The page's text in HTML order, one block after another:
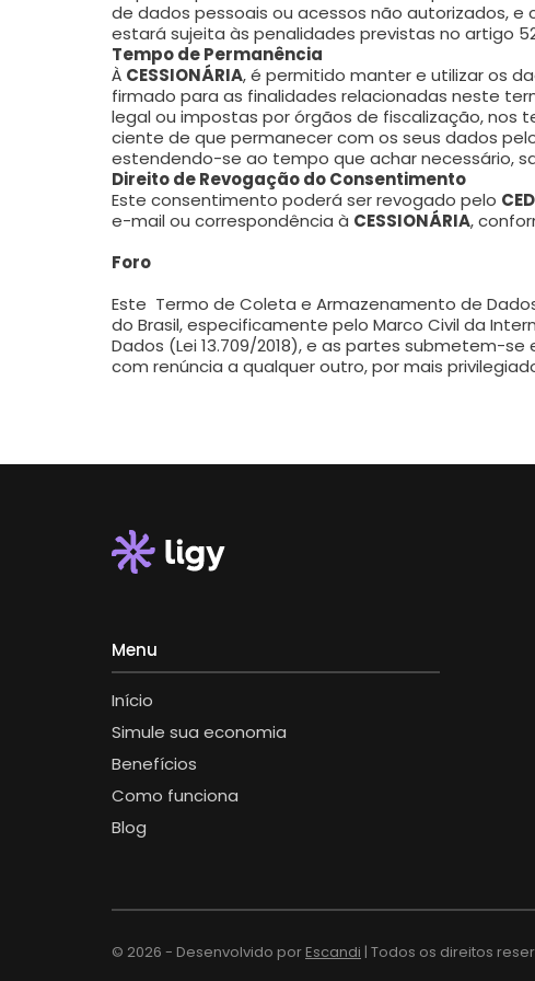
de dados pessoais ou acessos não autorizados, e
estará sujeita às penalidades previstas no artigo 52
Tempo de Permanência
À CESSIONÁRIA, é permitido manter e utilizar os
firmado para as finalidades relacionadas neste
legal ou impostas por órgãos de fiscalização, nos
ciente de que permanecer com os seus dados
estendendo-se ao tempo que achar necessário,
Direito de Revogação do Consentimento
Este consentimento poderá ser revogado pelo
e-mail ou correspondência à CESSIONÁRIA,
Foro
Este Termo de Coleta e Armazenamento de
do Brasil, especificamente pelo Marco Civil da
Dados (Lei 13.709/2018), e as partes submetem-
com renúncia a qualquer outro, por mais
Menu
Início
Simule sua economia
Benefícios
Como funciona
Blog
© 2026 - Desenvolvido por Escandi | Todos os direitos